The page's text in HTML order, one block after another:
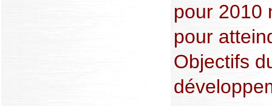
pour 2010
pour
Objectifs